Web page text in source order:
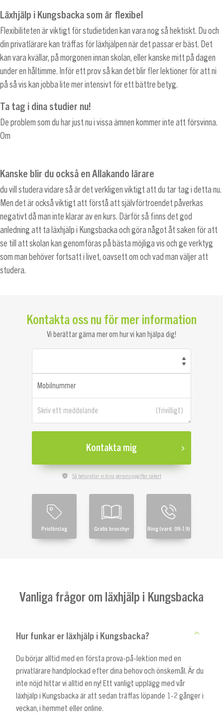
Läxhjälp i Kungsbacka som är flexibel
Flexibiliteten är viktigt för studietiden kan vara nog så hektiskt. Du och
din privatlärare kan träffas för läxhjälpen när det passar er bäst. Det
kan vara kvällar, på morgonen innan skolan, eller kanske mitt på dagen
under en håltimme. Inför ett prov så kan det blir fler lektioner för att ni
på så vis kan jobba lite mer intensivt för ett bättre betyg.
Ta tag i dina studier nu!
De problem som du har just nu i vissa ämnen kommer inte att försvinna.
Om
Kanske blir du också en Allakando lärare
du vill studera vidare så är det verkligen viktigt att du tar tag i detta nu.
Men det är också viktigt att förstå att självförtroendet påverkas
negativt då man inte klarar av en kurs. Därför så finns det god
anledning att ta läxhjälp i Kungsbacka och göra något åt saken för att
se till att skolan kan genomföras på bästa möjliga vis och ge verktyg
som man behöver fortsatt i livet, oavsett om och vad man väljer att
studera.
Kontakta oss nu för mer information
Vi berättar gärna mer om hur vi kan hjälpa dig!
Mobilnummer
Skriv ett meddelande
Kontakta mig
Så behandlar vi dina personuppgifter säkert
Prisförslag Gratis broschyr Ring (vard. 09-19)
Vanliga frågor om läxhjälp i Kungsbacka
Hur funkar er läxhjälp i Kungsbacka?
Du börjar alltid med en första prova-på-lektion med en
privatlärare handplockad efter dina behov och önskemål. Är du
inte nöjd hittar vi alltid en ny! Ett vanligt upplägg med vår
läxhjälp i Kungsbacka är att sedan träffas löpande 1-2 gånger i
veckan, i hemmet eller online.